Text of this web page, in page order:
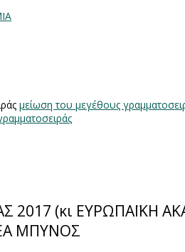
μείωση του μεγέθους
2017 (κι ΕΥΡΩΠΑΪΚΗ
ΜΠΥΝΟΣ